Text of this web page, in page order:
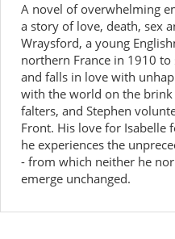
A novel of overwhelming
a story of love, death, sex
Wraysford, a young
northern France in 1910
and falls in love with
with the world on the
falters, and Stephen
Front. His love for Isabelle
he experiences the
- from which neither he
emerge unchanged.